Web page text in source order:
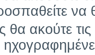
να
ακούτε τις